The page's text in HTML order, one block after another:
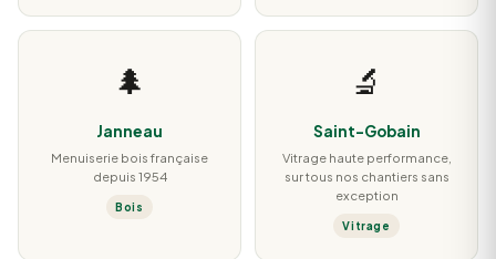
🌲
Janneau
Menuiserie bois française
depuis 1954
Bois
🔬
Saint-Gobain
Vitrage haute performance,
sur tous nos chantiers sans
exception
Vitrage